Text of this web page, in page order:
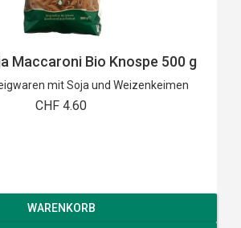
Maccaroni Bio Knospe 500 g
mit Soja und Weizenkeimen
CHF 4.60
WARENKORB